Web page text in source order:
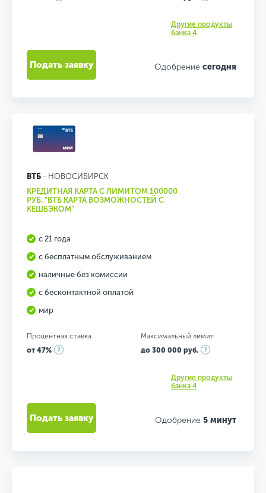
Другие продукты
банка 4
Одобрение сегодня
Подать заявку
ВТБ - НОВОСИБИРСК
КРЕДИТНАЯ КАРТА С ЛИМИТОМ 100000
РУБ. "ВТБ КАРТА ВОЗМОЖНОСТЕЙ С
КЕШБЭКОМ"
с 21 года
с бесплатным обслуживанием
наличные без комиссии
с бесконтактной оплатой
мир
Процентная ставка
от 47%
Максимальный лимит
до 300 000 руб.
Другие продукты
банка 4
Одобрение 5 минут
Подать заявку